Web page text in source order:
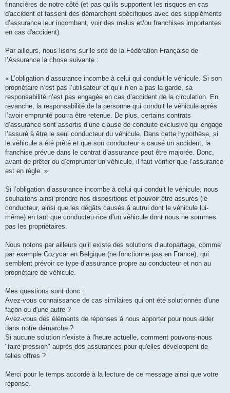
financières de notre côté (et pas qu’ils supportent les risques en cas
d'accident et fassent des démarchent spécifiques avec des suppléments
d’assurance leur incombant, voir des malus et/ou franchises importantes
en cas d'accident).
Par ailleurs, nous lisons sur le site de la Fédération Française de
l’Assurance la chose suivante :
« L’obligation d’assurance incombe à celui qui conduit le véhicule. Si son
propriétaire n’est pas l’utilisateur et qu’il n’en a pas la garde, sa
responsabilité n’est pas engagée en cas d’accident de la circulation. En
revanche, la responsabilité de la personne qui conduit le véhicule après
l’avoir emprunté pourra être retenue. De plus, certains contrats
d’assurance sont assortis d’une clause de conduite exclusive qui engage
l’assuré à être le seul conducteur du véhicule. Dans cette hypothèse, si
le véhicule a été prêté et que son conducteur a causé un accident, la
franchise prévue dans le contrat d’assurance peut être majorée. Donc,
avant de prêter ou d’emprunter un véhicule, il faut vérifier que l’assurance
est en règle. »
Si l’obligation d’assurance incombe à celui qui conduit le véhicule, nous
souhaitons ainsi prendre nos dispositions et pouvoir être assurés (le
conducteur, ainsi que les dégâts causés à autrui dont le véhicule lui-
même) en tant que conducteu·rice d’un véhicule dont nous ne sommes
pas les propriétaires.
Nous notons par ailleurs qu’il existe des solutions d’autopartage, comme
par exemple Cozycar en Belgique (ne fonctionne pas en France), qui
semblent prévoir ce type d’assurance propre au conducteur et non au
propriétaire de véhicule.
Mes questions sont donc :
Avez-vous connaissance de cas similaires qui ont été solutionnés d'une
façon ou d'une autre ?
Avez-vous des éléments de réponses à nous apporter pour nous aider
dans notre démarche ?
Si aucune solution n'existe à l'heure actuelle, comment pouvons-nous
"faire pression" auprès des assurances pour qu'elles développent de
telles offres ?
Merci pour le temps accordé à la lecture de ce message ainsi que votre
réponse.